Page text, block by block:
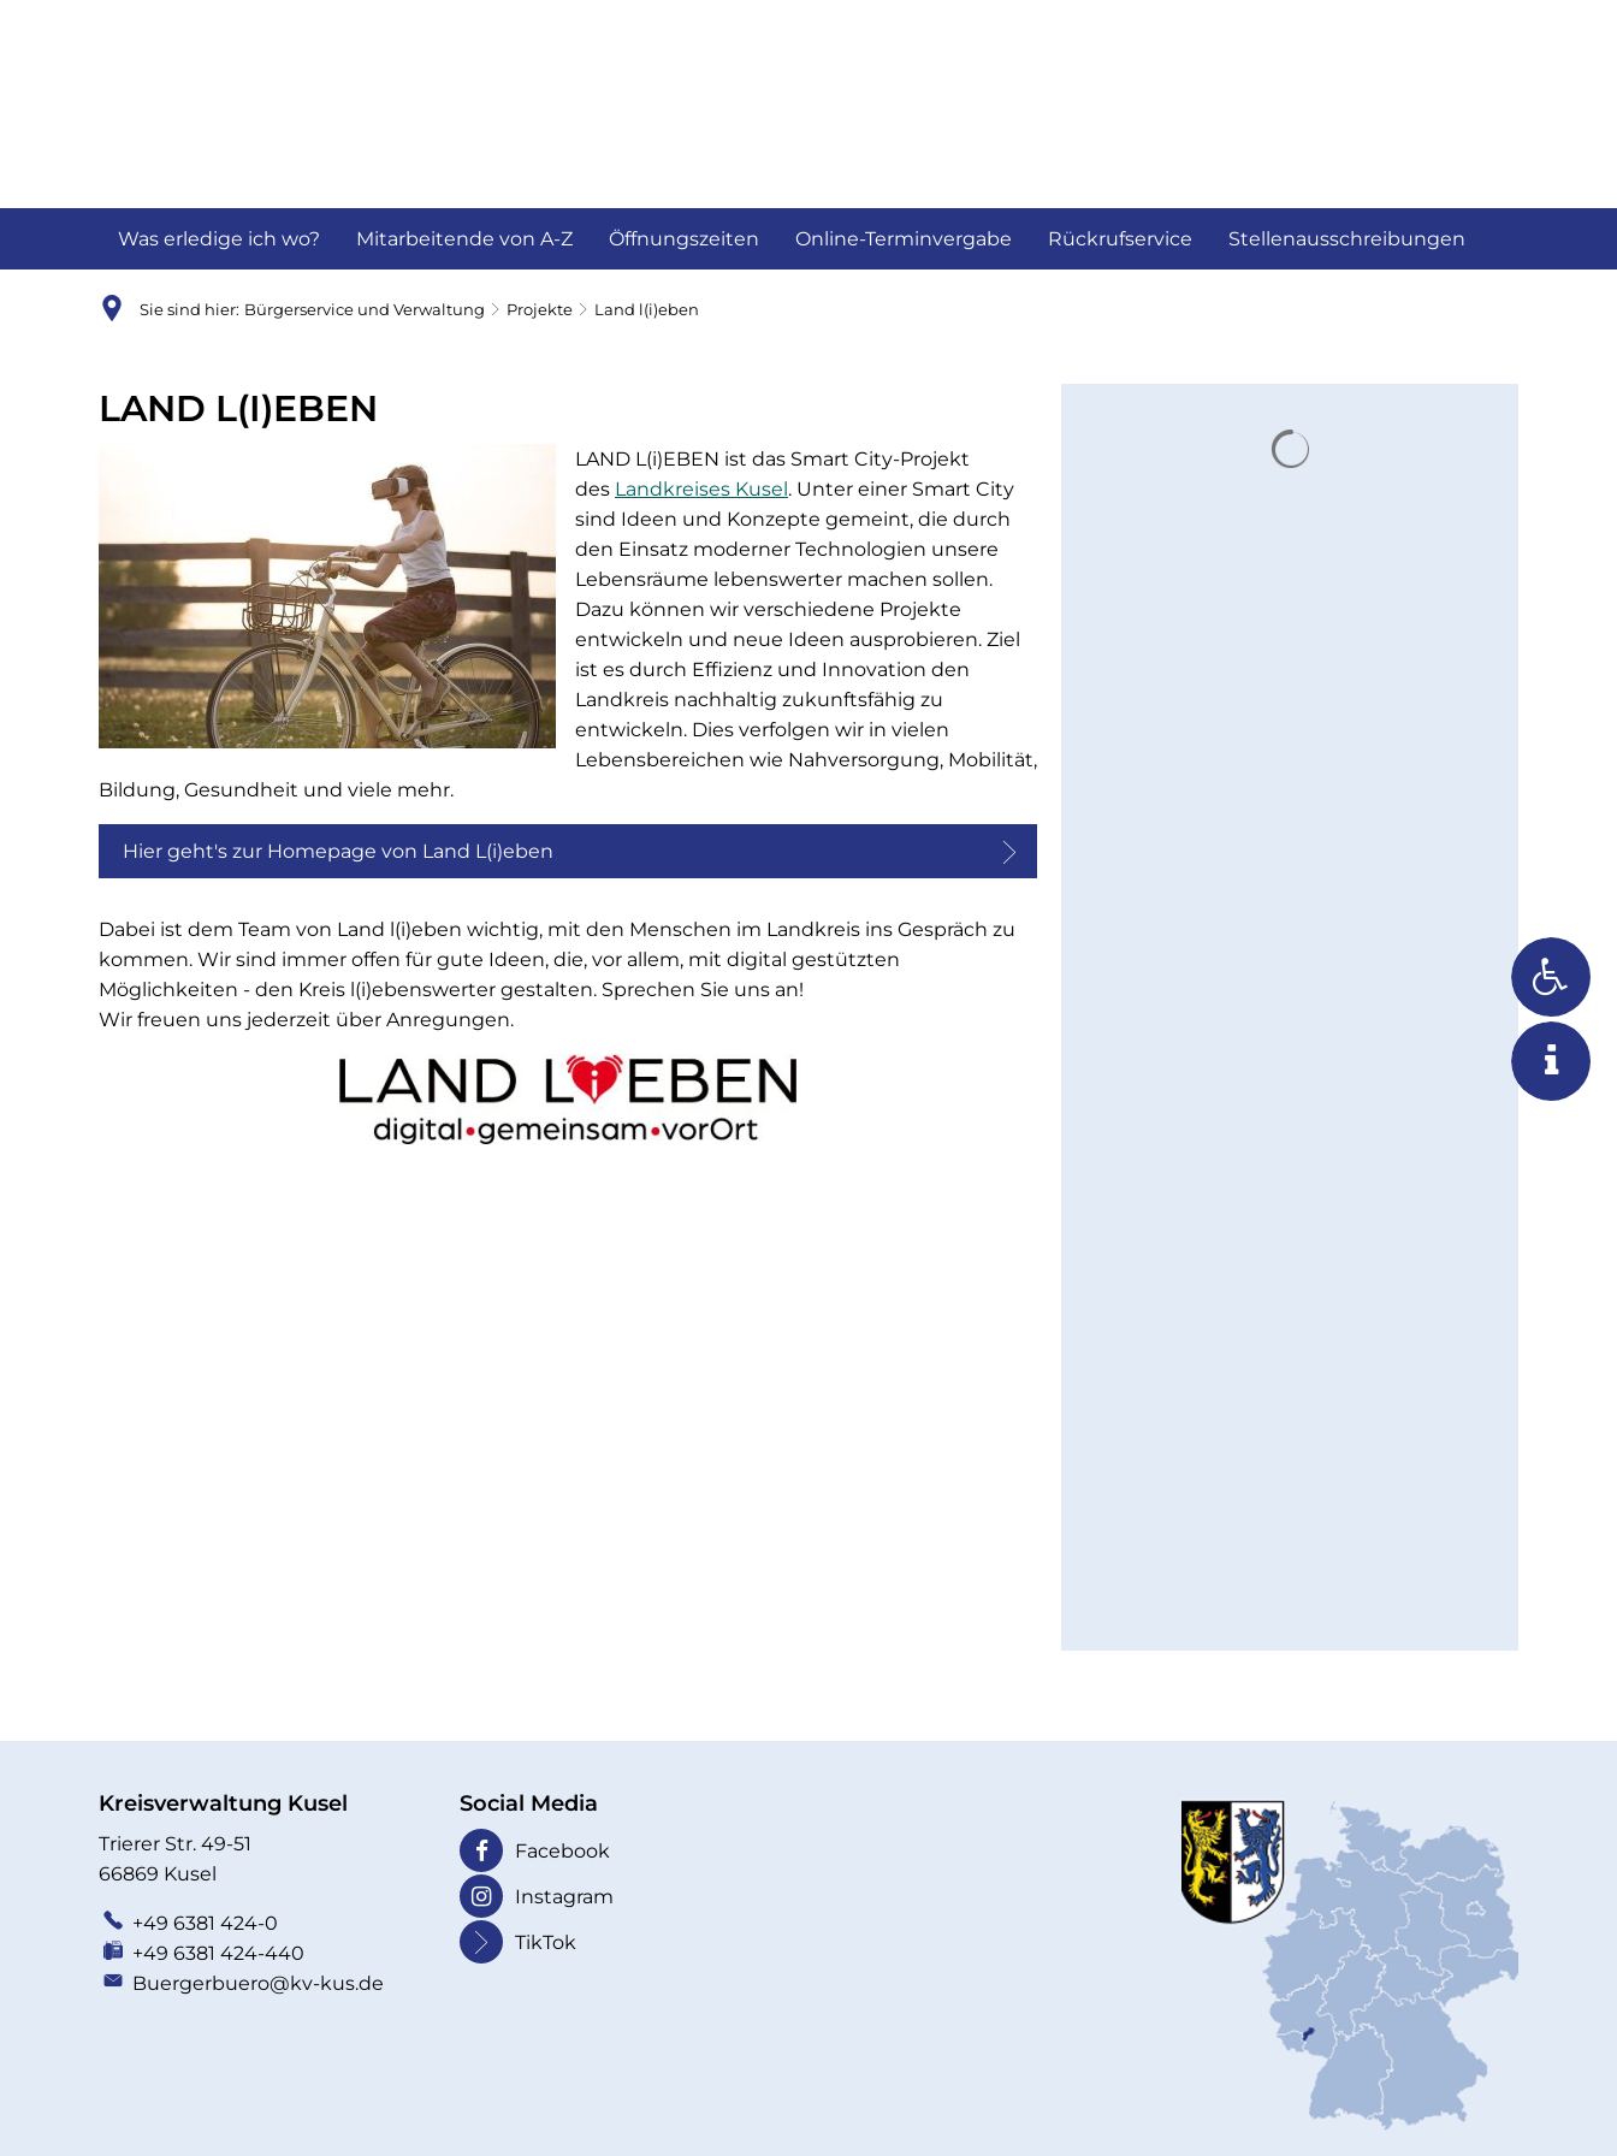
Was erledige ich wo? Mitarbeitende von A-Z Öffnungszeiten Online-Terminvergabe Rückrufservice Stellenausschreibungen
Sie sind hier: Bürgerservice und Verwaltung Projekte Land l(i)eben
LAND L(I)EBEN
LAND L(i)EBEN ist das Smart City-Projekt
des Landkreises Kusel. Unter einer Smart City
sind Ideen und Konzepte gemeint, die durch
den Einsatz moderner Technologien unsere
Lebensräume lebenswerter machen sollen.
Dazu können wir verschiedene Projekte
entwickeln und neue Ideen ausprobieren. Ziel
ist es durch Effizienz und Innovation den
Landkreis nachhaltig zukunftsfähig zu
entwickeln. Dies verfolgen wir in vielen
Lebensbereichen wie Nahversorgung, Mobilität,
Bildung, Gesundheit und viele mehr.
Hier geht's zur Homepage von Land L(i)eben
Dabei ist dem Team von Land l(i)eben wichtig, mit den Menschen im Landkreis ins Gespräch zu
kommen. Wir sind immer offen für gute Ideen, die, vor allem, mit digital gestützten
Möglichkeiten - den Kreis l(i)ebenswerter gestalten. Sprechen Sie uns an!
Wir freuen uns jederzeit über Anregungen.
Kreisverwaltung Kusel
Trierer Str. 49-51
66869 Kusel
+49 6381 424-0
+49 6381 424-440
Buergerbuero@kv-kus.de
Social Media
Facebook
Instagram
TikTok